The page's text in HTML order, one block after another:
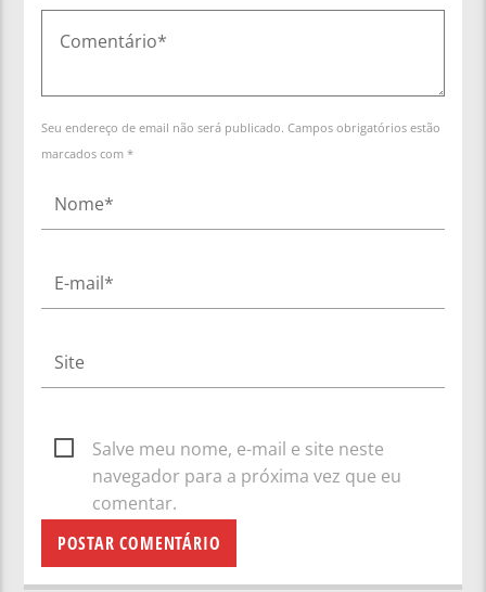
Seu endereço de email não será publicado. Campos obrigatórios estão
marcados com *
Salve meu nome, e-mail e site neste
navegador para a próxima vez que eu
comentar.